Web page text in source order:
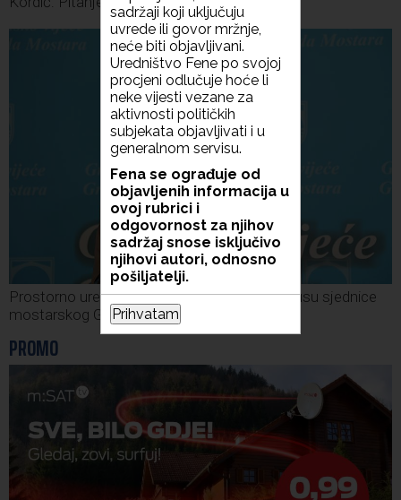
Prostorno uređenje i stanovi za mlade u fokusu sjednice
mostarskog Gradskog vijeća
sadržaji koji uključuju
uvrede ili govor mržnje,
neće biti objavljivani.
Uredništvo Fene po svojoj
procjeni odlučuje hoće li
neke vijesti vezane za
aktivnosti političkih
subjekata objavljivati i u
generalnom servisu.
Fena se ograđuje od
objavljenih informacija u
ovoj rubrici i
odgovornost za njihov
sadržaj snose isključivo
njihovi autori, odnosno
pošiljatelji.
Prihvatam
PROMO